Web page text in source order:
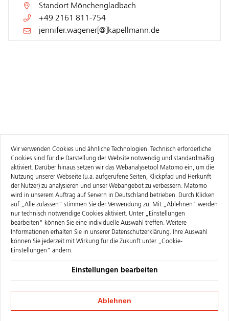
Standort Mönchengladbach
+49 2161 811-754
jennifer.wagener[@]kapellmann.de
Wir verwenden Cookies und ähnliche Technologien. Technisch erforderliche
Cookies sind für die Darstellung der Website notwendig und standardmäßig
aktiviert. Darüber hinaus setzen wir das Webanalysetool Matomo ein, um die
Nutzung unserer Webseite (u.a. aufgerufene Seiten, Klickpfad und Herkunft
der Nutzer) zu analysieren und unser Webangebot zu verbessern. Matomo
wird in unserem Auftrag auf Servern in Deutschland betrieben. Durch Klicken
auf „Alle zulassen“ stimmen Sie der Verwendung zu. Mit „Ablehnen" werden
nur technisch notwendige Cookies aktiviert. Unter „Einstellungen
bearbeiten“ können Sie eine individuelle Auswahl treffen. Weitere
Informationen erhalten Sie in unserer Datenschutzerklärung. Ihre Auswahl
können Sie jederzeit mit Wirkung für die Zukunft unter „Cookie-
Einstellungen“ ändern.
Einstellungen bearbeiten
Ablehnen